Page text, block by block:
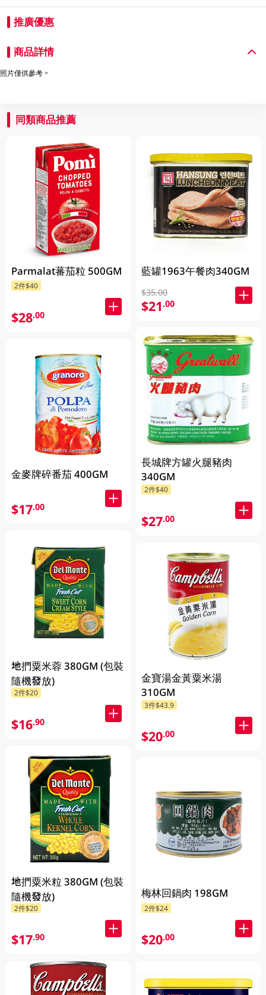
推廣優惠
商品詳情
照片僅供參考。
同類商品推薦
Parmalat蕃茄粒 500GM
2件$40
$28.00
金麥牌碎番茄 400GM
$17.00
地捫粟米蓉 380GM (包裝
隨機發放)
2件$20
$16.90
地捫粟米粒 380GM (包裝
隨機發放)
2件$20
$17.90
藍罐1963午餐肉340GM
$35.00
$21.00
長城牌方罐火腿豬肉
340GM
2件$40
$27.00
金寶湯金黃粟米湯
310GM
3件$43.9
$20.00
梅林回鍋肉 198GM
2件$24
$20.00